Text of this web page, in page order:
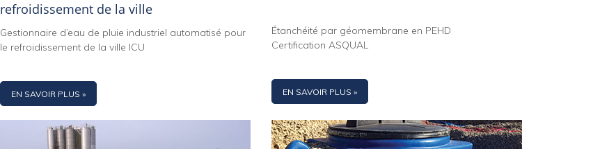
refroidissement de la ville
Gestionnaire d’eau de pluie industriel automatisé pour
le refroidissement de la ville ICU
EN SAVOIR PLUS »
Étanchéité par géomembrane en PEHD
Certification ASQUAL
EN SAVOIR PLUS »